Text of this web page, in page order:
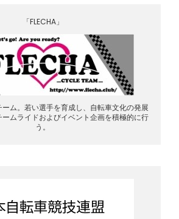
「FLECHA」
ム。若い選手を育成し、自転車文化の発展
ムライドおよびイベント企画を積極的に行
う。